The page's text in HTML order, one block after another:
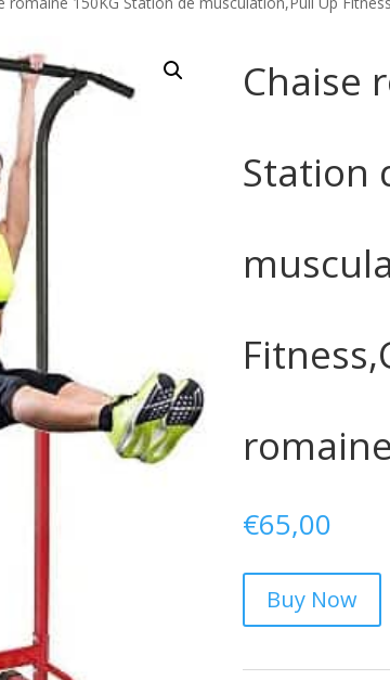
Chaise
Station
€65,00
Buy Now